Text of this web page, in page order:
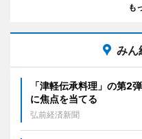
も
みん
「津軽伝承料理」の第
に焦点を当てる
弘前経済新聞